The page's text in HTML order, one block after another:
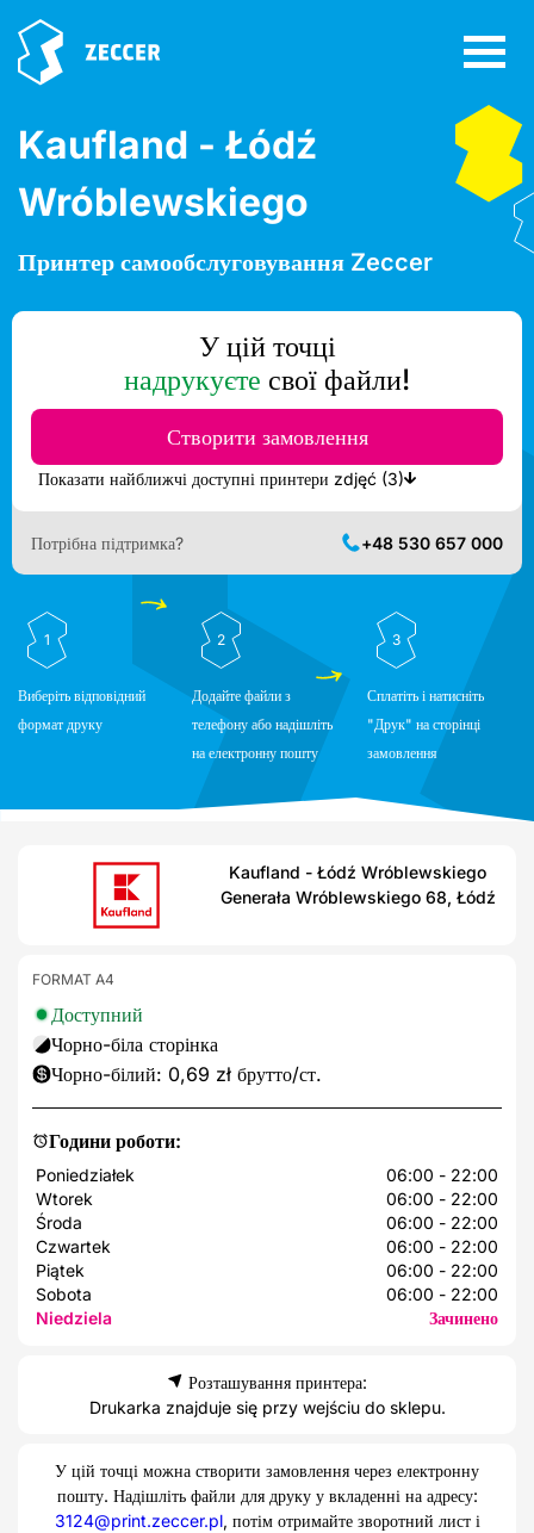
Kaufland - Łódź
Wróblewskiego
Принтер самообслуговування Zeccer
У цій точці
надрукуєте свої файли!
Створити замовлення
Показати найближчі доступні принтери zdjęć (3)
Потрібна підтримка? +48 530 657 000
1
Виберіть відповідний
формат друку
2
Додайте файли з
телефону або надішліть
на електронну пошту
3
Сплатіть і натисніть
"Друк" на сторінці
замовлення
Kaufland - Łódź Wróblewskiego
Generała Wróblewskiego 68, Łódź
Години роботи:
Poniedziałek
06:00 - 22:00
Wtorek
06:00 - 22:00
Środa
06:00 - 22:00
Czwartek
06:00 - 22:00
Piątek
06:00 - 22:00
Sobota
06:00 - 22:00
Niedziela
Зачинено
FORMAT A4
Доступний
Чорно-біла сторінка
Чорно-білий: 0,69 zł брутто/ст.
Розташування принтера:
Drukarka znajduje się przy wejściu do sklepu.
У цій точці можна створити замовлення через електронну
пошту. Надішліть файли для друку у вкладенні на адресу:
3124@print.zeccer.pl, потім отримайте зворотний лист і